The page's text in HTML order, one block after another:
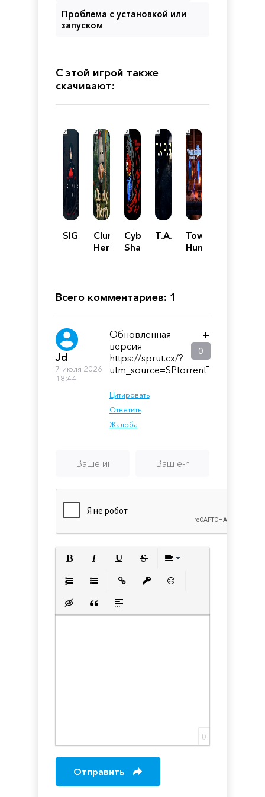
Проблема с установкой или
запуском
С этой игрой также
скачивают:
SIGNALISClunky
Hero
Cyber
Shadow
T.A.R.S Tower
Hunter:
Всего комментариев: 1
Jd
7 июля 2026
18:44
Обновленная
версия
https://sprut.cx/?
utm_source=SPtorrent
Цитировать
Ответить
Жалоба
+
0
-
Вставка скрытого текста
Вставка цитаты
Вставка спойлера
0
Отправить